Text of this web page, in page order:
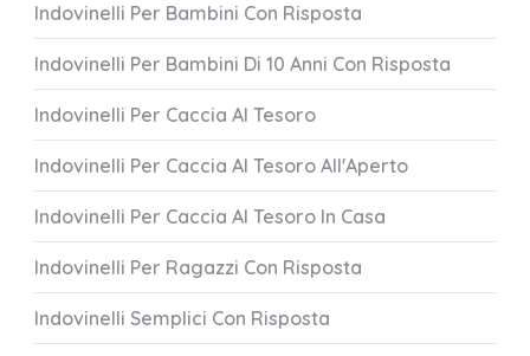
Indovinelli Per Bambini Con Risposta
Indovinelli Per Bambini Di 10 Anni Con Risposta
Indovinelli Per Caccia Al Tesoro
Indovinelli Per Caccia Al Tesoro All'Aperto
Indovinelli Per Caccia Al Tesoro In Casa
Indovinelli Per Ragazzi Con Risposta
Indovinelli Semplici Con Risposta